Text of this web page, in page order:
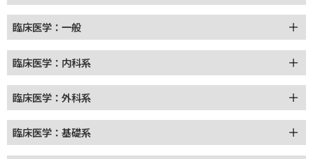
臨床医学：一般
臨床医学：内科系
臨床医学：外科系
臨床医学：基礎系